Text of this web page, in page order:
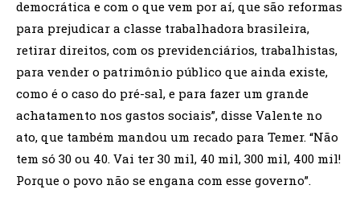
democrática e com o que vem por aí, que são reformas
para prejudicar a classe trabalhadora brasileira,
retirar direitos, com os previdenciários, trabalhistas,
para vender o patrimônio público que ainda existe,
como é o caso do pré-sal, e para fazer um grande
achatamento nos gastos sociais”, disse Valente no
ato, que também mandou um recado para Temer. “Não
tem só 30 ou 40. Vai ter 30 mil, 40 mil, 300 mil, 400 mil!
Porque o povo não se engana com esse governo”.